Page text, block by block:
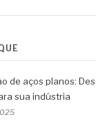
de aços planos:
sua indústria